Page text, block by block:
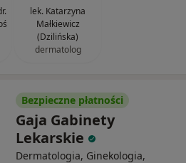
lek. Katarzyna
Małkiewicz
(Dzilińska)
dermatolog
Bezpieczne płatności
Gaja Gabinety
Lekarskie
Dermatologia, Ginekologia,